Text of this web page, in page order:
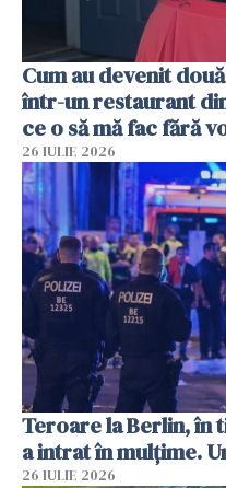
Cum au devenit
într-un restaurant
ce o să mă fac fără
26 IULIE 2026
Teroare la Berlin, în
a intrat în mulțime.
26 IULIE 2026